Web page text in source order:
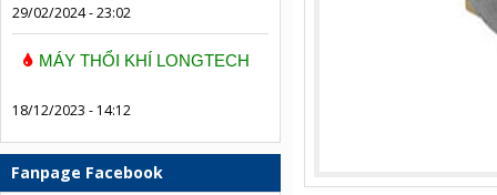
29/02/2024 - 23:02
MÁY THỔI KHÍ LONGTECH
18/12/2023 - 14:12
Fanpage Facebook